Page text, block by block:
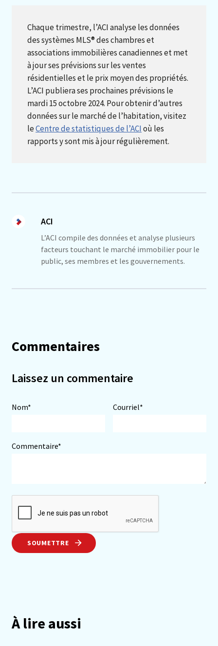
Chaque trimestre, l’ACI analyse les données
des systèmes MLS® des chambres et
associations immobilières canadiennes et met
à jour ses prévisions sur les ventes
résidentielles et le prix moyen des propriétés.
L’ACI publiera ses prochaines prévisions le
mardi 15 octobre 2024. Pour obtenir d’autres
données sur le marché de l’habitation, visitez
leCentre de statistiques de l’ACIoù les
rapports y sont mis à jour régulièrement.
ACI
L’ACI compile des données et analyse plusieurs
facteurs touchant le marché immobilier pour le
public, ses membres et les gouvernements.
Commentaires
Laissez un commentaire
Nom* Courriel*
Commentaire*
SOUMETTRE
À lire aussi